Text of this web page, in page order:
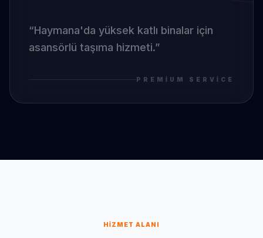
“Haymana'da yüksek katlı binalar için
asansörlü taşıma hizmeti.”
PREMIUM SERVICE
HIZMET ALANI